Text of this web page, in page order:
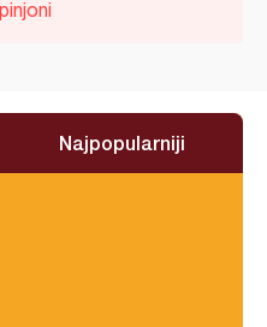
Najpopularniji